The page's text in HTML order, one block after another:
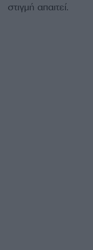
στιγμή απαιτεί.